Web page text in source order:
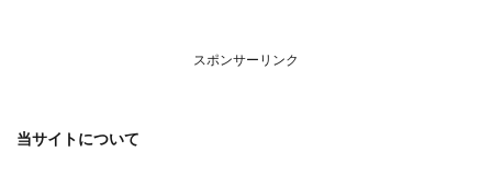
スポンサーリンク
当サイトについて